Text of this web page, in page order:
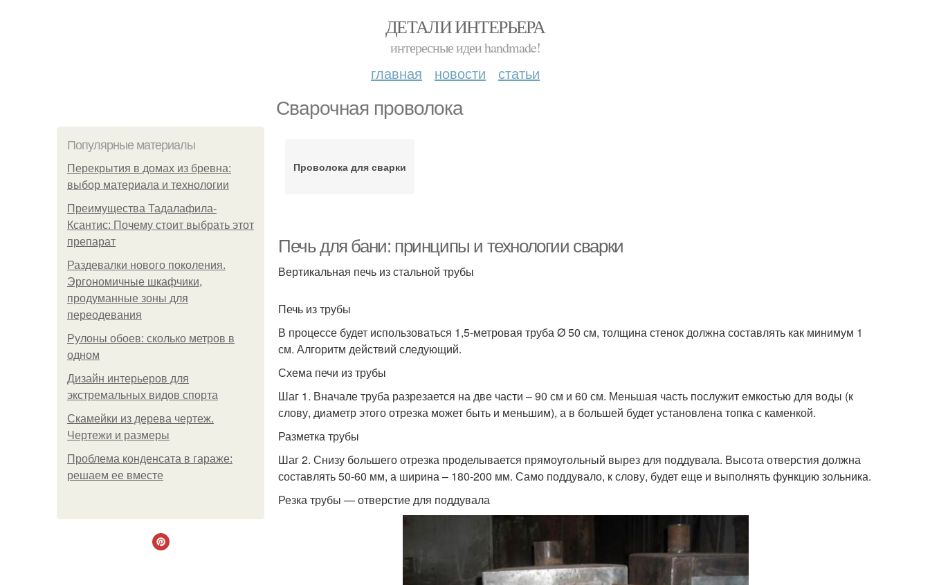
ДЕТАЛИ ИНТЕРЬЕРА
интересные идеи handmade!
главная новости статьи
Сварочная проволока
Популярные материалы
Перекрытия в домах из бревна:
выбор материала и технологии
Преимущества Тадалафила-
Ксантис: Почему стоит выбрать этот
препарат
Раздевалки нового поколения.
Эргономичные шкафчики,
продуманные зоны для
переодевания
Рулоны обоев: сколько метров в
одном
Дизайн интерьеров для
экстремальных видов спорта
Скамейки из дерева чертеж.
Чертежи и размеры
Проблема конденсата в гараже:
решаем ее вместе
Проволока для сварки
Печь для бани: принципы и технологии сварки
Вертикальная печь из стальной трубы
Печь из трубы
В процессе будет использоваться 1,5-метровая труба Ø 50 см, толщина стенок должна составлять как минимум 1
см. Алгоритм действий следующий.
Схема печи из трубы
Шаг 1. Вначале труба разрезается на две части – 90 см и 60 см. Меньшая часть послужит емкостью для воды (к
слову, диаметр этого отрезка может быть и меньшим), а в большей будет установлена топка с каменкой.
Разметка трубы
Шаг 2. Снизу большего отрезка проделывается прямоугольный вырез для поддувала. Высота отверстия должна
составлять 50-60 мм, а ширина – 180-200 мм. Само поддувало, к слову, будет еще и выполнять функцию зольника.
Резка трубы — отверстие для поддувала